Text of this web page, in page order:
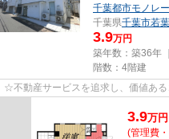
千葉都市モノレ
千葉県千葉市若
3.9万円
築年数：築36年
階数：4階建
☆不動産サービスを追求し、価値あ
3.9万円
(管理費